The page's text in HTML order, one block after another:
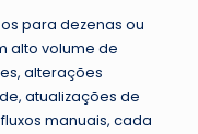
para dezenas ou
alto volume de
alterações
atualizações de
manuais, cada